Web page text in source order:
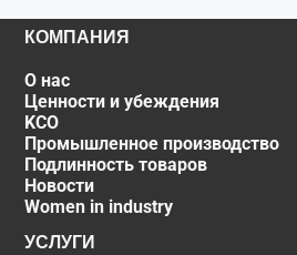
КОМПАНИЯ
О нас
Ценности и убеждения
KCO
Промышленное производство
Подлинность товаров
Новости
Women in industry
УСЛУГИ